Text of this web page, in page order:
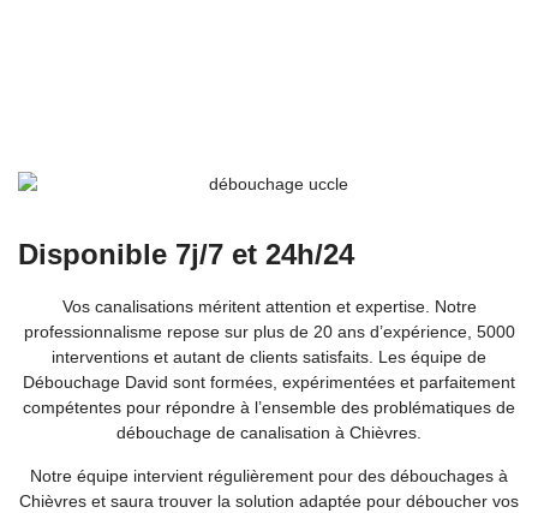
Disponible 7j/7 et 24h/24
Vos canalisations méritent attention et expertise. Notre
professionnalisme repose sur plus de 20 ans d’expérience, 5000
interventions et autant de clients satisfaits. Les équipe de
Débouchage David sont formées, expérimentées et parfaitement
compétentes pour répondre à l’ensemble des problématiques de
débouchage de canalisation à Chièvres.
Notre équipe intervient régulièrement pour des débouchages à
Chièvres et saura trouver la solution adaptée pour déboucher vos